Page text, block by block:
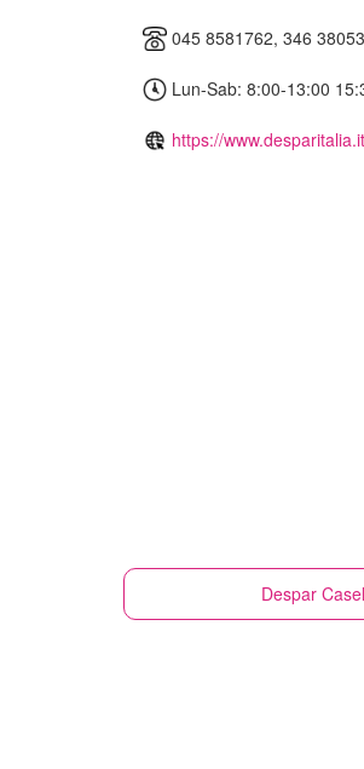
045 8581762, 346
Lun-Sab: 8:00-13:00
https://
Despar